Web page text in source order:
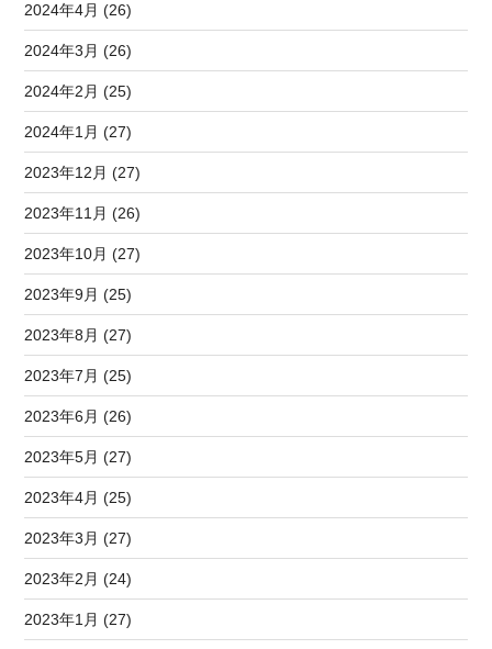
2024年4月 (26)
2024年3月 (26)
2024年2月 (25)
2024年1月 (27)
2023年12月 (27)
2023年11月 (26)
2023年10月 (27)
2023年9月 (25)
2023年8月 (27)
2023年7月 (25)
2023年6月 (26)
2023年5月 (27)
2023年4月 (25)
2023年3月 (27)
2023年2月 (24)
2023年1月 (27)